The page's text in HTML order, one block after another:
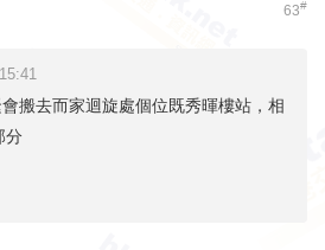
63#
搬去而家迴旋處個位既秀暉樓站，相
分